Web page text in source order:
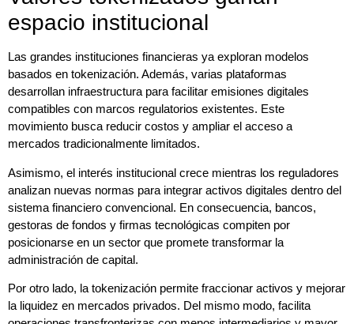
espacio institucional
Las grandes instituciones financieras ya exploran modelos
basados en tokenización. Además, varias plataformas
desarrollan infraestructura para facilitar emisiones digitales
compatibles con marcos regulatorios existentes. Este
movimiento busca reducir costos y ampliar el acceso a
mercados tradicionalmente limitados.
Asimismo, el interés institucional crece mientras los reguladores
analizan nuevas normas para integrar activos digitales dentro del
sistema financiero convencional. En consecuencia, bancos,
gestoras de fondos y firmas tecnológicas compiten por
posicionarse en un sector que promete transformar la
administración de capital.
Por otro lado, la tokenización permite fraccionar activos y mejorar
la liquidez en mercados privados. Del mismo modo, facilita